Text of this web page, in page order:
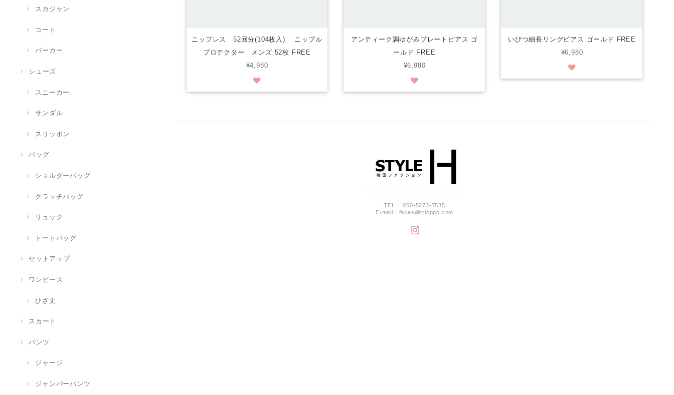
スカジャン
コート
パーカー
シューズ
スニーカー
サンダル
スリッポン
バッグ
ショルダーバッグ
クラッチバッグ
リュック
トートバッグ
セットアップ
ワンピース
ひざ丈
スカート
パンツ
ジャージ
ジャンパーパンツ
ニップレス 52回分(104枚入) ニップル
プロテクター メンズ 52枚 FREE
¥4,980
アンティーク調ゆがみプレートピアス ゴ
ールド FREE
¥6,980
いびつ細長リングピアス ゴールド FREE
¥6,980
TEL： 050-5273-7535
E-mail： faces@tripppp.com